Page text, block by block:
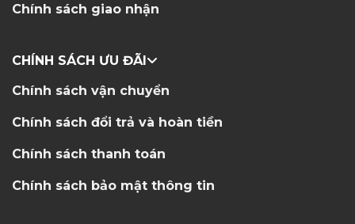
Chính sách giao nhận
CHÍNH SÁCH ƯU ĐÃI
Chính sách vận chuyển
Chính sách đổi trả và hoàn tiền
Chính sách thanh toán
Chính sách bảo mật thông tin